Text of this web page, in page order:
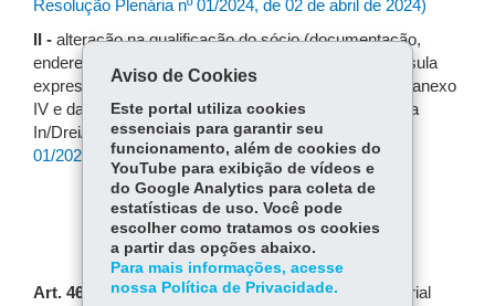
Resolução Plenária nº 01/2024, de 02 de abril de 2024)
II - alteração na qualificação do sócio (documentação,
endereço etc.) no preâmbulo da alteração, sem cláusula
expressa, nos termos da nota inicial da Seção IV do anexo
IV e da nota II do item 1.1 da Seção III, do Anexo II da
In/Drei/81/2020.(Incluído pela Resolução Plenária nº
01/2024, de 02 de abril de 2024)
CAPÍTULO X
DESARQUIVAMENTO
Art. 46.
O cancelamento de ato de registro empresarial
Aviso de Cookies
Este portal utiliza cookies
essenciais para garantir seu
funcionamento, além de cookies do
YouTube para exibição de vídeos e
do Google Analytics para coleta de
estatísticas de uso. Você pode
escolher como tratamos os cookies
a partir das opções abaixo.
Para mais informações, acesse
nossa Política de Privacidade.